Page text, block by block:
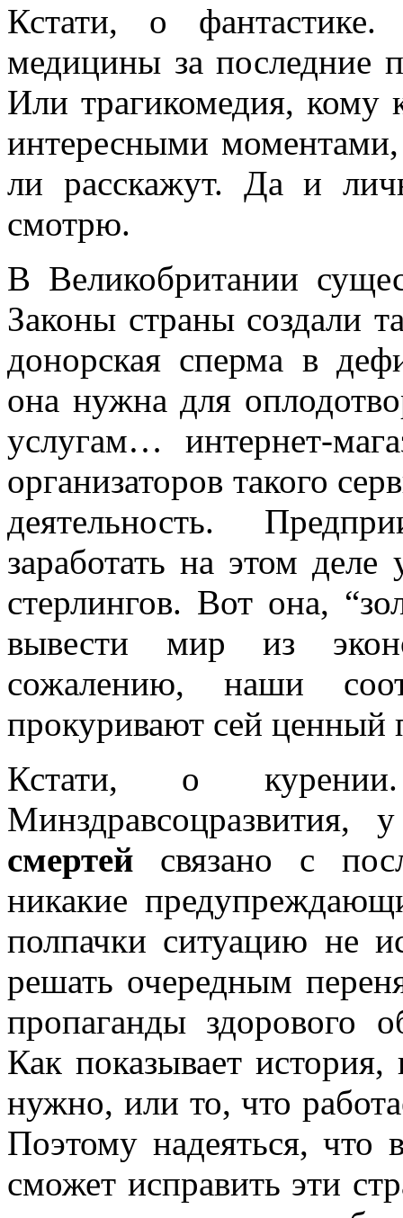
Кстати, о фантастике.
медицины за последние
Или трагикомедия, кому
интересными
ли расскажут. Да и
смотрю.
В Великобритании
Законы страны создали
донорская сперма в
она нужна для
услугам… интернет-
организаторов такого
деятельность.
заработать на этом
стерлингов. Вот она,
вывести мир из
сожалению, наши
прокуривают сей ценный
Кстати, о
смертей связано с
никакие
полпачки ситуацию не
решать очередным
пропаганды здорового
Как показывает
нужно, или то, что
Поэтому надеяться, что
сможет исправить эти